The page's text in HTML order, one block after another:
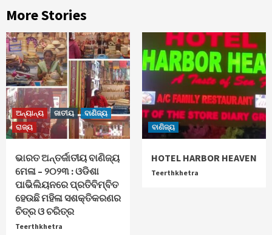
More Stories
ଅନ୍ୟାନ୍ୟ ଜାତୀୟ
ବାଣିଜ୍ୟ
ରାଜ୍ୟ
ଭାରତ ଅନ୍ତର୍ଜାତୀୟ ବାଣିଜ୍ୟ
ମେଳା – ୨୦୨୩ : ଓଡିଶା
ପାଭିଲିୟନରେ ପ୍ରତିବିମ୍ବିତ
ହେଉଛି ମହିଳା ସଶକ୍ତିକରଣର
ଚିତ୍ର ଓ ଚରିତ୍ର
Teerthkhetra
ବାଣିଜ୍ୟ
HOTEL HARBOR HEAVEN
Teerthkhetra